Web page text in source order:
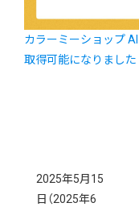
カラーミーショップ
取得可能になりました
2025年5月15
日 （2025年6